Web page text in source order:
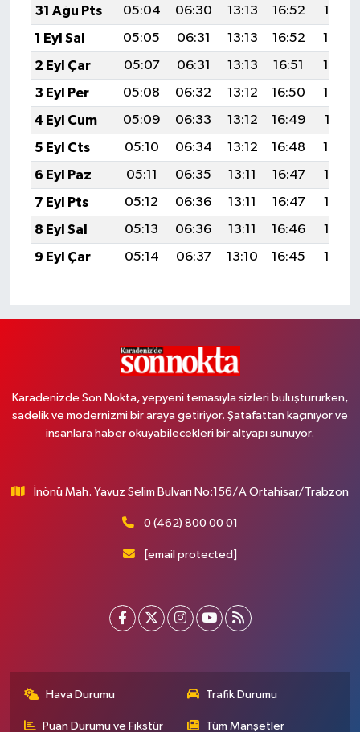
31 Ağu Pts
05:04 06:30 13:13 16:52
19:47
1 Eyl Sal
05:05 06:31 13:13 16:52
19:45
2 Eyl Çar
05:07 06:31 13:13 16:51
19:44
3 Eyl Per
05:08 06:32 13:12 16:50
19:43
4 Eyl Cum
05:09 06:33 13:12 16:49
19:41
5 Eyl Cts
05:10 06:34 13:12 16:48
19:40
6 Eyl Paz
05:11 06:35 13:11 16:47
19:38
7 Eyl Pts
05:12 06:36 13:11 16:47
19:36
8 Eyl Sal
05:13 06:36 13:11 16:46
19:35
9 Eyl Çar
05:14 06:37 13:10 16:45 19:33
Karadenizde Son Nokta, yepyeni temasıyla sizleri buluştururken,
sadelik ve modernizmi bir araya getiriyor. Şatafattan kaçınıyor ve
insanlara haber okuyabilecekleri bir altyapı sunuyor.
İnönü Mah. Yavuz Selim Bulvarı No:156/A Ortahisar/Trabzon
0 (462) 800 00 01
[email protected]
Hava Durumu Trafik Durumu
Puan Durumu ve Fikstür Tüm Manşetler